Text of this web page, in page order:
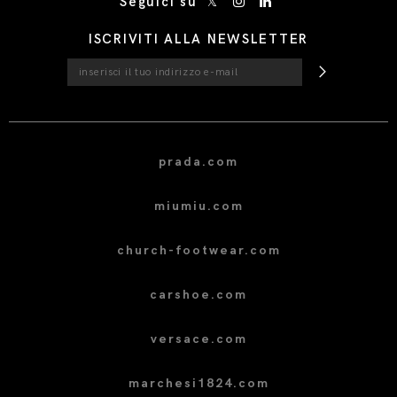
ISCRIVITI ALLA NEWSLETTER
prada.com
miumiu.com
church-footwear.com
carshoe.com
versace.com
marchesi1824.com